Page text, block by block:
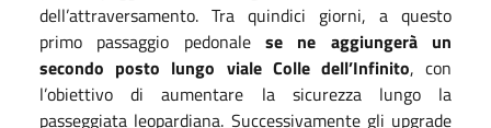
dell’attraversamento. Tra quindici giorni, a questo
primo passaggio pedonale se ne aggiungerà un
secondo posto lungo viale Colle dell’Infinito, con
l’obiettivo di aumentare la sicurezza lungo la
passeggiata leopardiana. Successivamente gli upgrade